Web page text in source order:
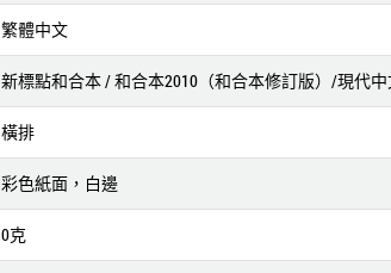
繁體中文
新標點和合本 / 和合本2010（和合本修訂版）/現代
橫排
彩色紙面，白邊
0克